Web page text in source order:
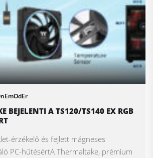
BEJELENTI A TS120/TS140 EX RGB
érzékelő és fejlett mágneses
PC-hűtésértA Thermaltake, prémium